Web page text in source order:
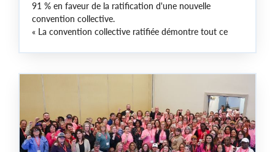
91 % en faveur de la ratification d'une nouvelle
convention collective.
« La convention collective ratifiée démontre tout ce
négociation ainsi qu'aux membres de la section locale
4304 qui ont obtenu d'importants gains qui
permettront d'améliorer les conditions de travail et
l'équité en milieu de travail. »